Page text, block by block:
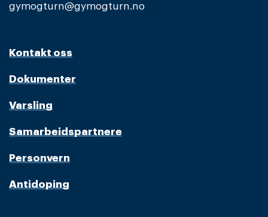
gymogturn@gymogturn.no
Kontakt oss
Dokumenter
Varsling
Samarbeidspartnere
Personvern
Antidoping